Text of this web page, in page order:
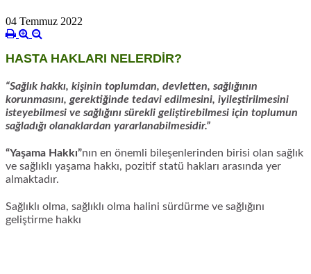
04 Temmuz 2022
HASTA HAKLARI NELERDİR?
“Sağlık hakkı, kişinin toplumdan, devletten, sağlığının
korunmasını, gerektiğinde tedavi edilmesini, iyileştirilmesini
isteyebilmesi ve sağlığını sürekli geliştirebilmesi için toplumun
sağladığı olanaklardan yararlanabilmesidir.”
“Yaşama Hakkı”nın en önemli bileşenlerinden birisi olan sağlık
ve sağlıklı yaşama hakkı, pozitif statü hakları arasında yer
almaktadır.
Sağlıklı olma, sağlıklı olma halini sürdürme ve sağlığını
geliştirme hakkı